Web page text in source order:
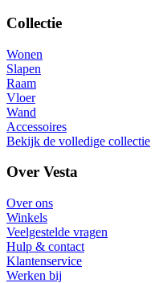
Collectie
Wonen
Slapen
Raam
Vloer
Wand
Accessoires
Bekijk de volledige collectie
Over Vesta
Over ons
Winkels
Veelgestelde vragen
Hulp & contact
Klantenservice
Werken bij